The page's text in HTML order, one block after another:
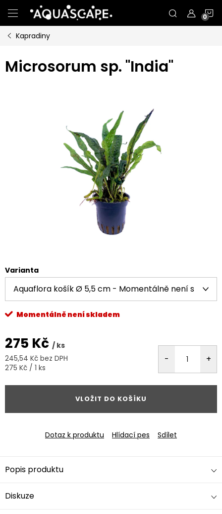
na
obsah
Kapradiny
Microsorum sp. "India"
Varianta
Momentálně není skladem
275 Kč / ks
245,54 Kč bez DPH
Měrná
275 Kč / 1 ks
VLOŽIT DO KOŠÍKU
Dotaz k produktu Hlídací pes Sdílet
Popis produktu
Diskuze